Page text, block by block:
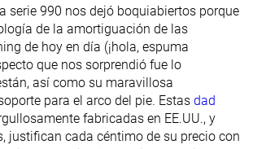
serie 990 nos dejó boquiabiertos porque
de la amortiguación de las
de hoy en día (¡hola, espuma
que nos sorprendió fue lo
así como su maravillosa
para el arco del pie. Estas dad
fabricadas en EE.UU., y
justifican cada céntimo de su precio con